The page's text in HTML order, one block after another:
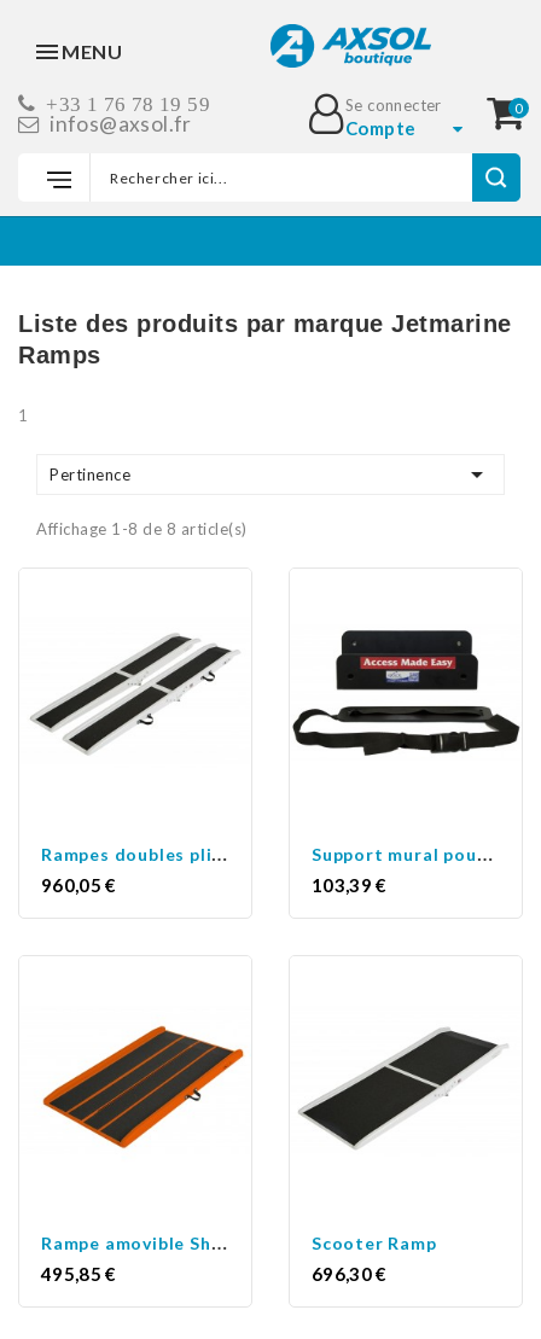
MENU
+33 1 76 78 19 59
infos@axsol.fr
0
Se connecter
Compte
Accueil Marques
Liste des produits par marque Jetmarine
Ramps
1
Pertinence 
Affichage 1-8 de 8 article(s)
R
ampes doubles pliantes
Prix
960,05 €
S
upport mural pour Shop...
Prix
103,39 €
R
ampe amovible Shop Ramp New
Prix
495,85 €
Scooter Ramp
Prix
696,30 €